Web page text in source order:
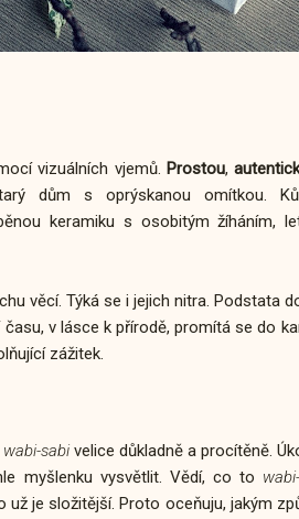
vizuálních vjemů. Prostou,
dům s oprýskanou omítkou.
keramiku s osobitým žíháním,
věcí. Týká se i jejich nitra. Podstata
v lásce k přírodě, promítá se do
zážitek.
wabi-sabi velice důkladně a procítěně.
myšlenku vysvětlit. Vědí, co to
je složitější. Proto oceňuju, jakým